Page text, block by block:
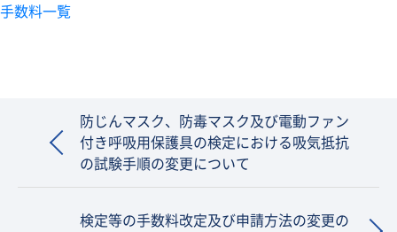
手数料一覧
防じんマスク、防毒マスク及び電動ファン
付き呼吸用保護具の検定における吸気抵抗
の試験手順の変更について
検定等の手数料改定及び申請方法の変更の